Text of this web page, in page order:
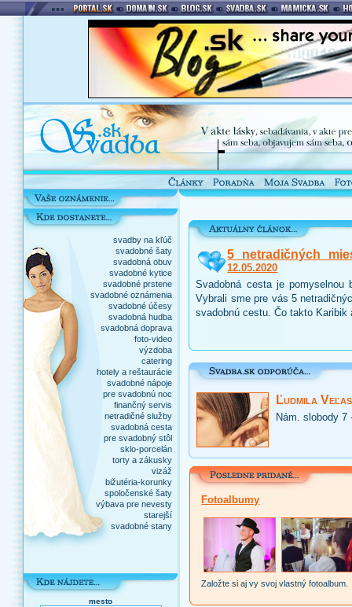
svadby na kľúč
svadobné šaty
svadobná obuv
svadobné kytice
svadobné prstene
svadobné oznámenia
svadobné účesy
svadobná hudba
svadobná doprava
foto-video
výzdoba
catering
hotely a reštaurácie
svadobné nápoje
pre svadobnú noc
finančný servis
netradičné služby
svadobná cesta
pre svadobný stôl
sklo-porcelán
torty a zákusky
vizáž
bižutéria-korunky
spoločenské šaty
výbava pre nevesty
starejší
svadobné stany
mesto
5 netradičných
12.05.2020
Svadobná cesta je pomyselnou
Vybrali sme pre vás 5
svadobnú cestu. Čo takto Karibik
Ľudmila
Nám. slobody 7
Fotoalbumy
Založte si aj vy svoj vlastný fotoalbum.